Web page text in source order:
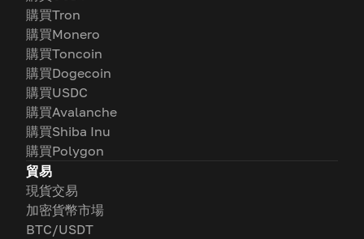
購買Tron
購買Monero
購買Toncoin
購買Dogecoin
購買USDC
購買Avalanche
購買Shiba Inu
購買Polygon
貿易
現貨交易
加密貨幣市場
BTC/USDT